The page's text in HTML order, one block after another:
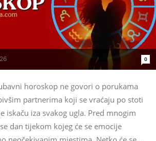
0
horoskop ne govori o porukama
partnerima koji se vraćaju po stoti
iskaču iza svakog ugla. Pred mnogim
dan tijekom kojeg će se emocije